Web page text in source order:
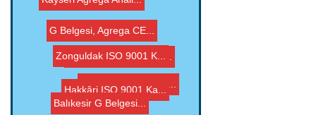
G Belgesi, Agrega CE...
Muş Agrega Analizi,...
Hakkâri ISO 9001 Ka...
Zonguldak ISO 9001 K...
Balıkesir G Belgesi...
G Belgesi, Agrega CE...